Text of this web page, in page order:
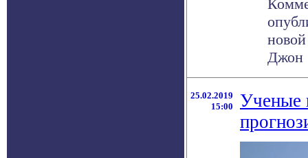
Джон
25.02.2019
15:00
Ученые